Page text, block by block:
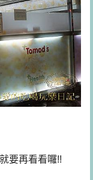
要再看看囉!!